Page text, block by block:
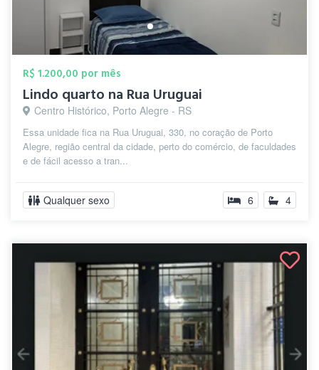
R$ 1.200,00 por mês
Lindo quarto na Rua Uruguai
Centro Histórico, Porto Alegre - RS
Essa unidade fica na Rua Uruguai, 330, no coração de Porto
Alegre, região central da cidade, perto do comércio, de faculdades
e de fácil acesso a tran...
Qualquer sexo 6 4